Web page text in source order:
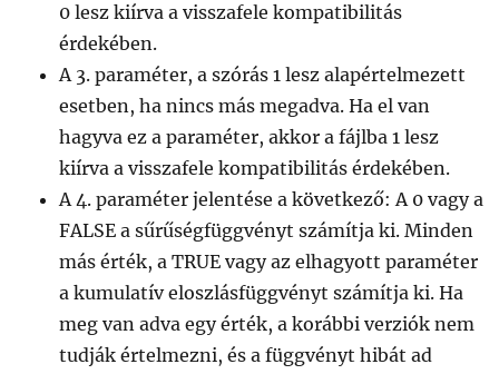
0 lesz kiírva a visszafele kompatibilitás
érdekében.
A 3. paraméter, a szórás 1 lesz alapértelmezett
esetben, ha nincs más megadva. Ha el van
hagyva ez a paraméter, akkor a fájlba 1 lesz
kiírva a visszafele kompatibilitás érdekében.
A 4. paraméter jelentése a következő: A 0 vagy a
FALSE a sűrűségfüggvényt számítja ki. Minden
más érték, a TRUE vagy az elhagyott paraméter
a kumulatív eloszlásfüggvényt számítja ki. Ha
meg van adva egy érték, a korábbi verziók nem
tudják értelmezni, és a függvényt hibát ad